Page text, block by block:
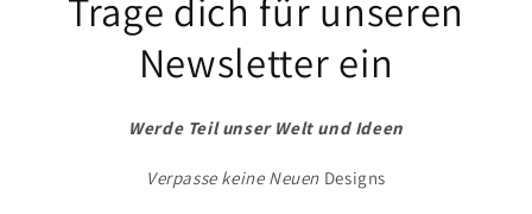
Trage dich für unseren
Newsletter ein
Werde Teil unser Welt und Ideen
Verpasse keine Neuen Designs